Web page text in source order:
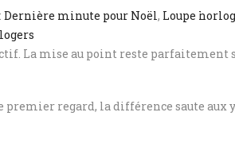
PANIER
Dernière minute pour Noël, Loupe
La mise au point reste parfaitement
premier regard, la différence saute aux